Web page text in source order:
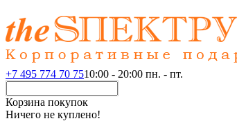
+7 495 774 70 7510:00 - 20:00 пн. - пт.
Корзина покупок
Ничего не куплено!